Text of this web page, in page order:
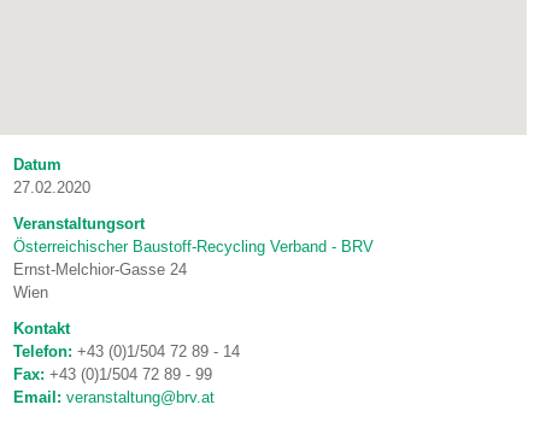
Datum
27.02.2020
Veranstaltungsort
Österreichischer Baustoff-Recycling Verband - BRV
Ernst-Melchior-Gasse 24
Wien
Kontakt
Telefon:+43 (0)1/504 72 89 - 14
Fax:+43 (0)1/504 72 89 - 99
Email: veranstaltung@brv.at